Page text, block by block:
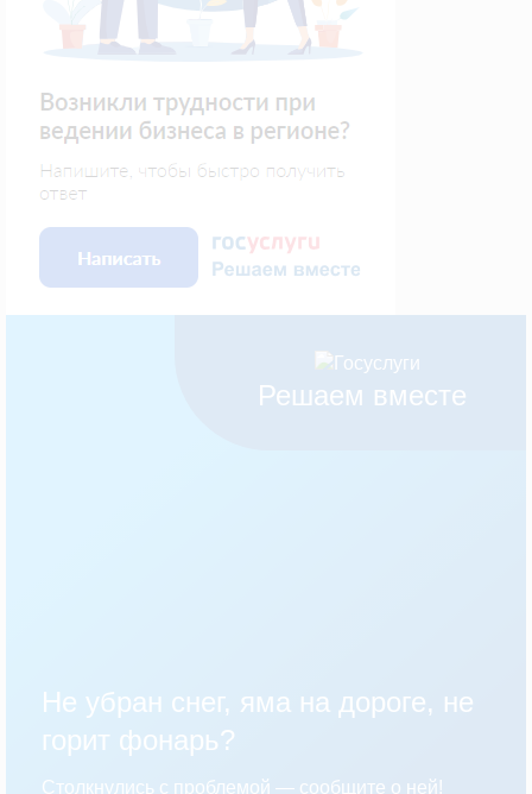
Решаем вместе
Не убран снег, яма на дороге, не
горит фонарь?
Столкнулись с проблемой — сообщите о ней!